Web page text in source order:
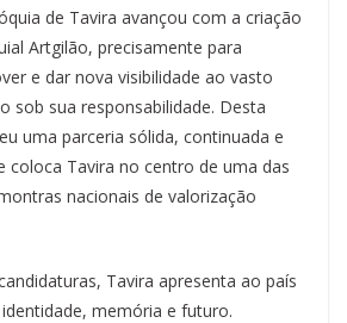
de Tavira avançou com a criação
Artgilão, precisamente para
e dar nova visibilidade ao vasto
sob sua responsabilidade. Desta
uma parceria sólida, continuada e
coloca Tavira no centro de uma das
nacionais de valorização
Tavira apresenta ao país
memória e futuro.